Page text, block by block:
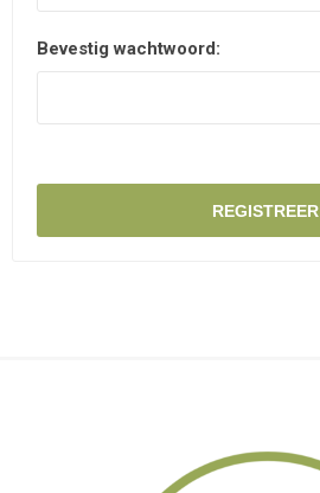
Bevestig wachtwoord:
REGISTREER